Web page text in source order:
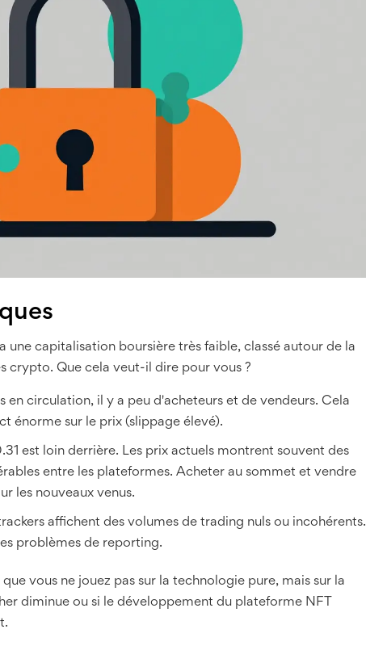
une capitalisation boursière très faible, classé autour de la
crypto. Que cela veut-il dire pour vous ?
en circulation, il y a peu d'acheteurs et de vendeurs. Cela
énorme sur le prix (slippage élevé).
est loin derrière. Les prix actuels montrent souvent des
entre les plateformes. Acheter au sommet et vendre
les nouveaux venus.
affichent des volumes de trading nuls ou incohérents.
problèmes de reporting.
vous ne jouez pas sur la technologie pure, mais sur la
diminue ou si le développement du plateforme NFT